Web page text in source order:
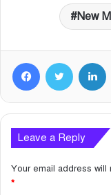
New
Facebook Twitter
Leave a Reply
Your email address will
*